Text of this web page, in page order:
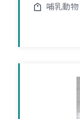
哺乳動物